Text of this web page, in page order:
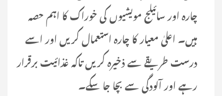
چارہ اور سائیلج مویشیوں کی خوراک کا اہم حصہ
ہیں۔ اعلیٰ معیار کا چارہ استعمال کریں اور اسے
درست طریقے سے ذخیرہ کریں تاکہ غذائیت برقرار
رہے اور آلودگی سے بچا جا سکے۔